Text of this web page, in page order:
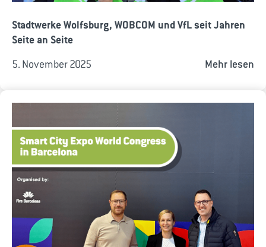
Stadtwerke Wolfsburg, WOBCOM und VfL seit Jahren
Seite an Seite
5. November 2025 Mehr lesen